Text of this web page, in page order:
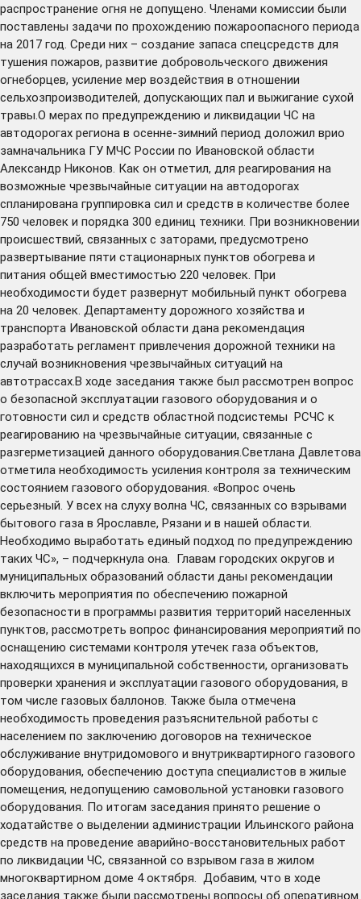
распространение огня не допущено. Членами комиссии были
поставлены задачи по прохождению пожароопасного периода
на 2017 год. Среди них – создание запаса спецсредств для
тушения пожаров, развитие добровольческого движения
огнеборцев, усиление мер воздействия в отношении
сельхозпроизводителей, допускающих пал и выжигание сухой
травы.О мерах по предупреждению и ликвидации ЧС на
автодорогах региона в осенне-зимний период доложил врио
замначальника ГУ МЧС России по Ивановской области
Александр Никонов. Как он отметил, для реагирования на
возможные чрезвычайные ситуации на автодорогах
спланирована группировка сил и средств в количестве более
750 человек и порядка 300 единиц техники. При возникновении
происшествий, связанных с заторами, предусмотрено
развертывание пяти стационарных пунктов обогрева и
питания общей вместимостью 220 человек. При
необходимости будет развернут мобильный пункт обогрева
на 20 человек. Департаменту дорожного хозяйства и
транспорта Ивановской области дана рекомендация
разработать регламент привлечения дорожной техники на
случай возникновения чрезвычайных ситуаций на
автотрассах.В ходе заседания также был рассмотрен вопрос
о безопасной эксплуатации газового оборудования и о
готовности сил и средств областной подсистемы РСЧС к
реагированию на чрезвычайные ситуации, связанные с
разгерметизацией данного оборудования.Светлана Давлетова
отметила необходимость усиления контроля за техническим
состоянием газового оборудования. «Вопрос очень
серьезный. У всех на слуху волна ЧС, связанных со взрывами
бытового газа в Ярославле, Рязани и в нашей области.
Необходимо выработать единый подход по предупреждению
таких ЧС», – подчеркнула она. Главам городских округов и
муниципальных образований области даны рекомендации
включить мероприятия по обеспечению пожарной
безопасности в программы развития территорий населенных
пунктов, рассмотреть вопрос финансирования мероприятий по
оснащению системами контроля утечек газа объектов,
находящихся в муниципальной собственности, организовать
проверки хранения и эксплуатации газового оборудования, в
том числе газовых баллонов. Также была отмечена
необходимость проведения разъяснительной работы с
населением по заключению договоров на техническое
обслуживание внутридомового и внутриквартирного газового
оборудования, обеспечению доступа специалистов в жилые
помещения, недопущению самовольной установки газового
оборудования. По итогам заседания принято решение о
ходатайстве о выделении администрации Ильинского района
средств на проведение аварийно-восстановительных работ
по ликвидации ЧС, связанной со взрывом газа в жилом
многоквартирном доме 4 октября. Добавим, что в ходе
заседания также были рассмотрены вопросы об оперативном